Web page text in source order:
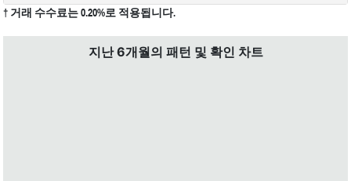
† 거래 수수료는 0.20%로 적용됩니다.
지난 6개월의 패턴 및 확인 차트